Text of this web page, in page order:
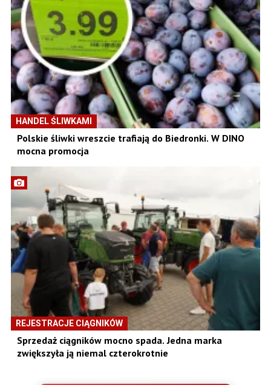
HANDEL ŚLIWKAMI
Polskie śliwki wreszcie trafiają do Biedronki. W DINO
mocna promocja
REJESTRACJE CIĄGNIKÓW
Sprzedaż ciągników mocno spada. Jedna marka
zwiększyła ją niemal czterokrotnie